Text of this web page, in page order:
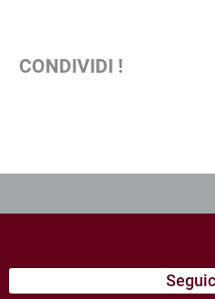
CONDIVIDI !